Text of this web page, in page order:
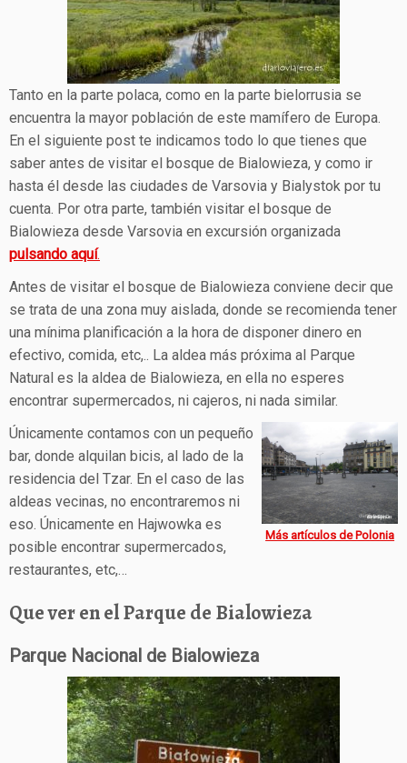
Tanto en la parte polaca, como en la parte bielorrusia se
encuentra la mayor población de este mamífero de Europa.
En el siguiente post te indicamos todo lo que tienes que
saber antes de visitar el bosque de Bialowieza, y como ir
hasta él desde las ciudades de Varsovia y Bialystok por tu
cuenta. Por otra parte, también visitar el bosque de
Bialowieza desde Varsovia en excursión organizada
pulsando aquí.
Antes de visitar el bosque de Bialowieza conviene decir que
se trata de una zona muy aislada, donde se recomienda tener
una mínima planificación a la hora de disponer dinero en
efectivo, comida, etc,.. La aldea más próxima al Parque
Natural es la aldea de Bialowieza, en ella no esperes
encontrar supermercados, ni cajeros, ni nada similar.
Más artículos de Polonia
Únicamente contamos con un pequeño
bar, donde alquilan bicis, al lado de la
residencia del Tzar. En el caso de las
aldeas vecinas, no encontraremos ni
eso. Únicamente en Hajwowka es
posible encontrar supermercados,
restaurantes, etc,…
Que ver en el Parque de Bialowieza
Parque Nacional de Bialowieza